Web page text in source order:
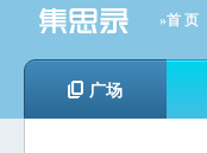
»首 页
广场